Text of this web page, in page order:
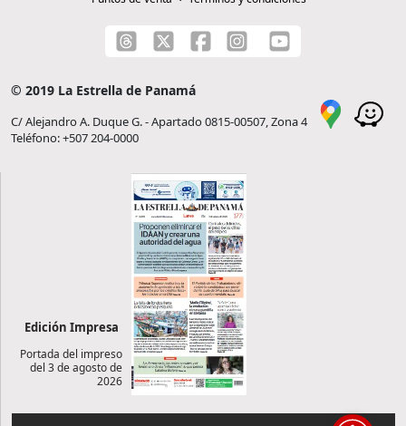
© 2019 La Estrella de Panamá
C/ Alejandro A. Duque G. - Apartado 0815-00507, Zona 4
Teléfono: +507 204-0000
Edición Impresa
Portada del impreso
del 3 de agosto de
2026